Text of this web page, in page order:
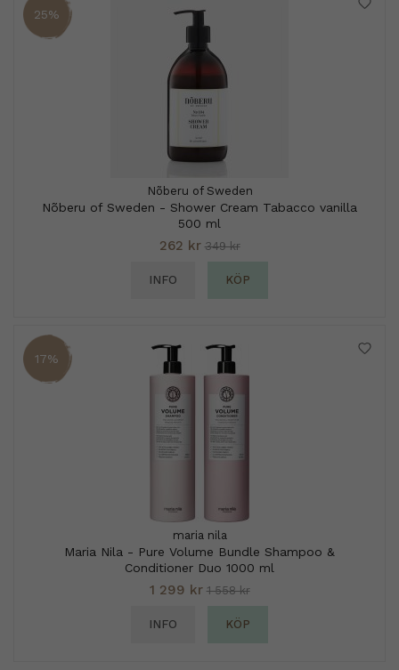
25%
Nõberu of Sweden
Nõberu of Sweden - Shower Cream Tabacco vanilla
500 ml
262 kr 349 kr
INFO KÖP
17%
maria nila
Maria Nila - Pure Volume Bundle Shampoo &
Conditioner Duo 1000 ml
1 299 kr 1 558 kr
INFO KÖP